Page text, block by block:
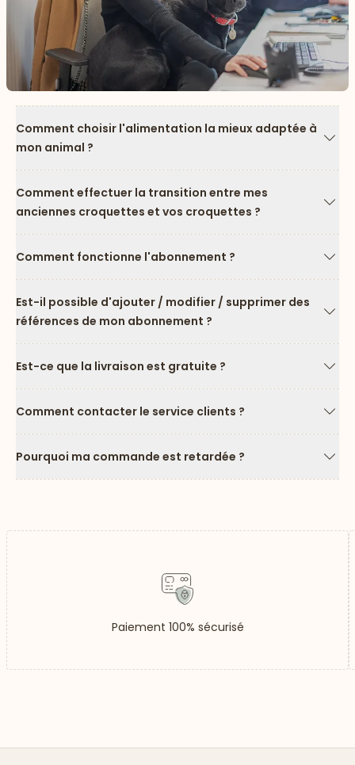
Comment choisir l'alimentation la mieux adaptée à
mon animal ?
Comment effectuer la transition entre mes
anciennes croquettes et vos croquettes ?
Comment fonctionne l'abonnement ?
Est-il possible d'ajouter / modifier / supprimer des
références de mon abonnement ?
Est-ce que la livraison est gratuite ?
Comment contacter le service clients ?
Pourquoi ma commande est retardée ?
Paiement 100% sécurisé